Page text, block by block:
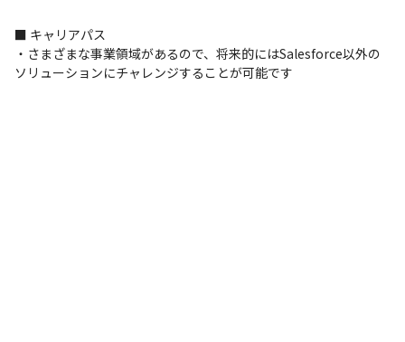
■ キャリアパス
・さまざまな事業領域があるので、将来的にはSalesforce以外の
ソリューションにチャレンジすることが可能です